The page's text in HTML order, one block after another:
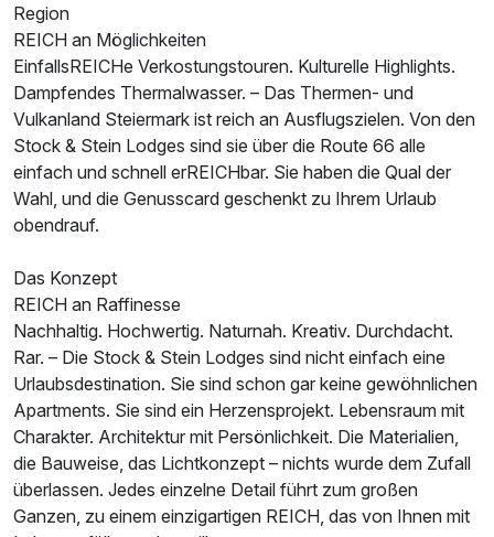
Region
REICH an Möglichkeiten
EinfallsREICHe Verkostungstouren. Kulturelle Highlights.
Dampfendes Thermalwasser. – Das Thermen- und
Vulkanland Steiermark ist reich an Ausflugszielen. Von den
Stock & Stein Lodges sind sie über die Route 66 alle
einfach und schnell erREICHbar. Sie haben die Qual der
Wahl, und die Genusscard geschenkt zu Ihrem Urlaub
obendrauf.
Das Konzept
REICH an Raffinesse
Nachhaltig. Hochwertig. Naturnah. Kreativ. Durchdacht.
Rar. – Die Stock & Stein Lodges sind nicht einfach eine
Urlaubsdestination. Sie sind schon gar keine gewöhnlichen
Apartments. Sie sind ein Herzensprojekt. Lebensraum mit
Charakter. Architektur mit Persönlichkeit. Die Materialien,
die Bauweise, das Lichtkonzept – nichts wurde dem Zufall
überlassen. Jedes einzelne Detail führt zum großen
Ganzen, zu einem einzigartigen REICH, das von Ihnen mit